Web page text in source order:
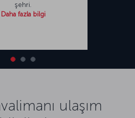
şehri.
Daha fazla bilgi
ulaşım